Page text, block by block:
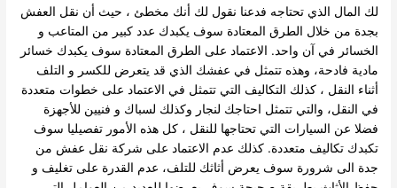
لك المال الذي تحتاجه فدعنا نقول لك أنك مخطئ ، حيث أن نقل العفش
بجدة من خلال الطرق المعتادة سوف يكبدك عدد كبير من المتاعب و
الخسائر في آن واحد. الاعتماد على الطرق المعتادة سوف يكبدك خسائر
مادية فادحة، وهذه تتمثل في عفشك الذي قد يتعرض للكسر و التلف
أثناء النقل ، كذلك التكاليف التي تتمثل في الاعتماد على خطوات متعددة
في النقل، والتي تتمثل احتاجك لنجار وكذلك لسباك و فنيين للأجهزة
فضلا عن السيارات التي تحتاجها للنقل ، كل هذه الأمور تفصيليا سوف
تكبدك تكاليف متعددة. كذلك عدم الاعتماد على شركة نقل عفش من
جدة الى شرورة سوف يعرض أثاثك للتلف، عدم القدرة على تغليف و